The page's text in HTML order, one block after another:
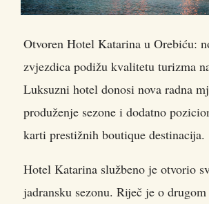
Otvoren Hotel Katarina u Orebiću:
zvjezdica podižu kvalitetu turizma
Luksuzni hotel donosi nova radna
produženje sezone i dodatno
karti prestižnih boutique destinacija.
Hotel Katarina službeno je otvorio
jadransku sezonu. Riječ je o